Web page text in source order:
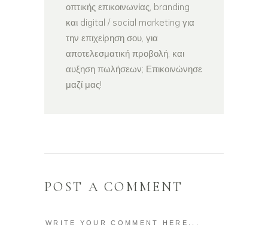
οπτικής επικοινωνίας, branding
και digital / social marketing για
την επιχείρηση σου, για
αποτελεσματική προβολή, και
αυξηση πωλήσεων; Επικοινώνησε
μαζί μας!
POST A COMMENT